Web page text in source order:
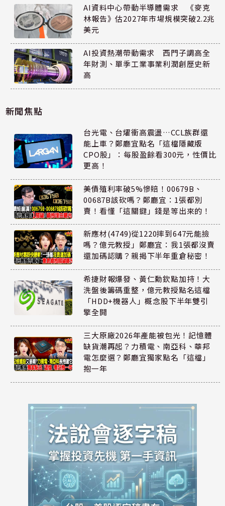
AI資料中心帶動半導體需求 《麥克
林報告》估2027年市場規模突破2.2兆
美元
AI投資熱潮帶動需求 西門子調高全
年財測、單季工業事業利潤創歷史新
高
新聞焦點
台光電、台燿衝高震盪…CCL族群還
能上車？鄭廳宜點名「這檔隱藏版
CPO股」：每股盈餘看300元，性價比
更高！
美債殖利率破5%慘賠！00679B、
00687B該砍嗎？鄭廳宜：1張都別
賣！看懂「這關鍵」錢是等出來的！
新應材(4749)從1220摔到647元能撿
嗎？億元教授」鄭廳宜：我1張都沒賣
還加碼認購？親揭下半年重倉秘密！
希捷財報爆發、黃仁勳欽點加持！大
洗盤後籌碼重整，億元教授點名這檔
「HDD+機器人」概念股下半年雙引
擎全開
三大原廠2026年產能被包光！記憶體
缺貨潮再起？力積電、南亞科、華邦
電怎麼選？鄭廳宜獨家點名「這檔」
抱一年